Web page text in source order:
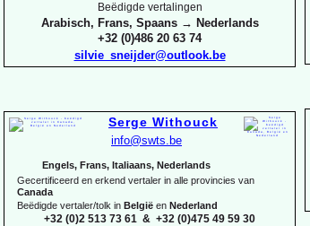
Beëdigde vertalingen
Arabisch, Frans, Spaans → Nederlands
+32 (0)486 20 63 74
silvie_sneijder@outlook.be
Serge Withouck
info@swts.be
Engels, Frans, Italiaans, Nederlands
Gecertificeerd en erkend vertaler in alle provincies van
Canada
Beëdigde vertaler/tolk in België en Nederland
+32 (0)2 513 73 61 & +32 (0)475 49 59 30